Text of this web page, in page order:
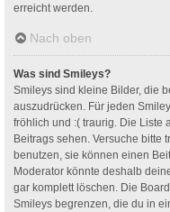
erreicht werden.
Nach oben
Was sind Smileys?
Smileys sind kleine Bilder, die
auszudrücken. Für jeden
fröhlich und :( traurig. Die Liste
Beitrags sehen. Versuche bitte
benutzen, sie können einen
Moderator könnte deshalb
gar komplett löschen. Die
Smileys begrenzen, die du in